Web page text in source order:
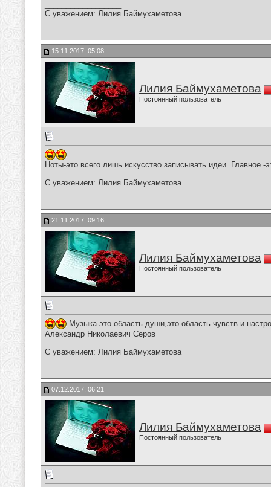
С уважением: Лилия Баймухаметова
15.11.2017, 05:08
Лилия Баймухаметова
Постоянный пользователь
Ноты-это всего лишь искусство записывать идеи. Главное -
С уважением: Лилия Баймухаметова
21.11.2017, 09:16
Лилия Баймухаметова
Постоянный пользователь
Музыка-это область души,это область чувств и
Александр Николаевич Серов
С уважением: Лилия Баймухаметова
07.12.2017, 06:21
Лилия Баймухаметова
Постоянный пользователь